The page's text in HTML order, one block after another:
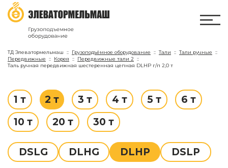
ТД Элеватормельмаш Грузоподъёмное оборудование Тали
Тали ручные
Передвижные
Корея
Передвижные тали 2
Таль ручная передвижная шестеренная цепная DLHP г/п 2,0 т
1 т 2 т 3 т 4 т 5 т
6 т
10 т
20 т 30 т
DSLG DLHG DLHP DSLP